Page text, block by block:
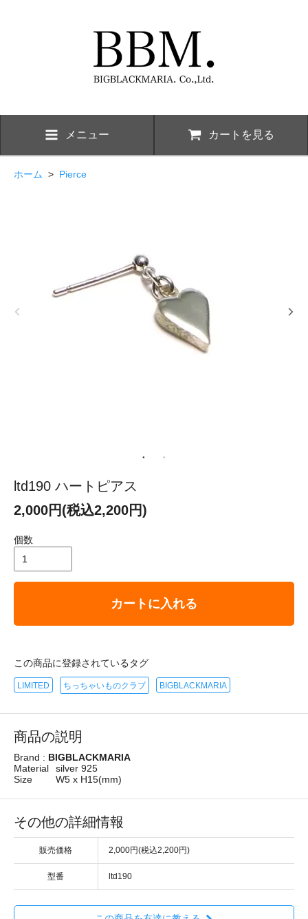
メニュー カートを見る
ホーム > Pierce
ltd190 ハートピアス
2,000円(税込2,200円)
個数
カートに入れる
この商品に登録されているタグ
LIMITED ちっちゃいものクラブ BIGBLACKMARIA
商品の説明
Brand : BIGBLACKMARIA
Material
silver 925
Size
W5 x H15(mm)
その他の詳細情報
販売価格 2,000円(税込2,200円)
型番 ltd190